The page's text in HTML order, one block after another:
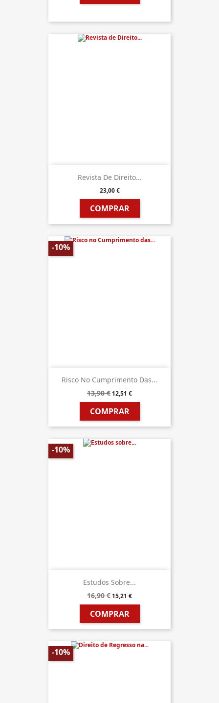
Revista De Direito...
23,00 €
COMPRAR
Risco No Cumprimento Das...
13,90 € 12,51 €
COMPRAR
-10%
Estudos Sobre...
16,90 € 15,21 €
COMPRAR
-10%
-10%